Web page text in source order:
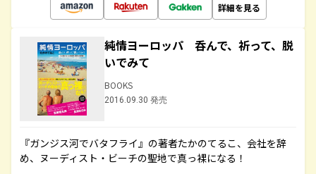
詳細を見る
純情ヨーロッパ 呑んで、祈って、脱
いでみて
BOOKS
2016.09.30 発売
『ガンジス河でバタフライ』の著者たかのてるこ、会社を辞
め、ヌーディスト・ビーチの聖地で真っ裸になる！